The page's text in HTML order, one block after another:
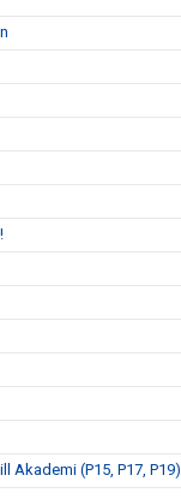
Akademi (P15, P17, P19)